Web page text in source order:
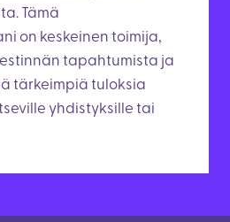
Tämä
on keskeinen toimija,
tapahtumista ja
tärkeimpiä tuloksia
yhdistyksille tai